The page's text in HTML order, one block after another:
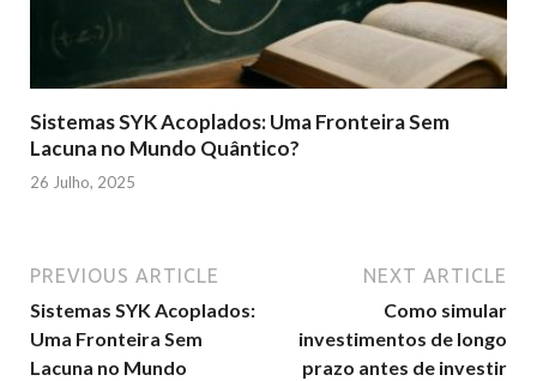
Sistemas SYK Acoplados: Uma Fronteira Sem
Lacuna no Mundo Quântico?
26 Julho, 2025
PREVIOUS ARTICLE
Sistemas SYK Acoplados:
Uma Fronteira Sem
Lacuna no Mundo
NEXT ARTICLE
Como simular
investimentos de longo
prazo antes de investir